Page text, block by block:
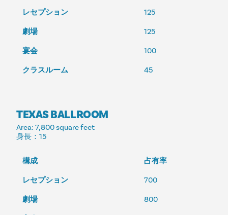
レセプション
125
劇場
125
宴会
100
クラスルーム
45
TEXAS BALLROOM
Area: 7,800 square feet
身長 ：15
構成
占有率
レセプション
700
劇場
800